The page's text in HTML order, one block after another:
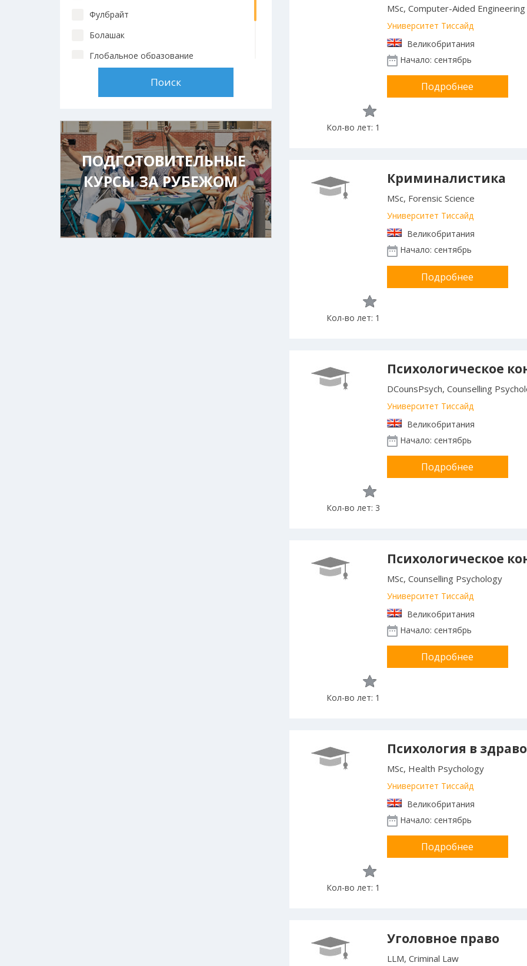
Фулбрайт
Болашак
Глобальное образование
Стипендии вузов
ПОДГОТОВИТЕЛЬНЫЕ
КУРСЫ ЗА РУБЕЖОМ
MSc, Computer-Aided Engineering
Университет Тиссайд
Великобритания
Начало: сентябрь
Подробнее
Кол-во лет: 1
Криминалистика
MSc, Forensic Science
Университет Тиссайд
Великобритания
Начало: сентябрь
Подробнее
Кол-во лет: 1
Психологическое
DCounsPsych, Counselling
Университет Тиссайд
Великобритания
Начало: сентябрь
Подробнее
Кол-во лет: 3
Психологическое
MSc, Counselling Psychology
Университет Тиссайд
Великобритания
Начало: сентябрь
Подробнее
Кол-во лет: 1
Психология в
MSc, Health Psychology
Университет Тиссайд
Великобритания
Начало: сентябрь
Подробнее
Кол-во лет: 1
Уголовное право
LLM, Criminal Law